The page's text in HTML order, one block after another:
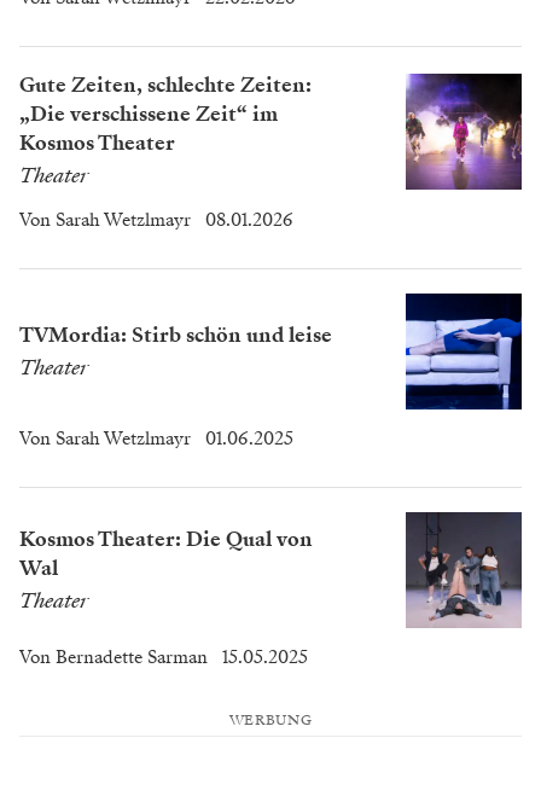
Gute Zeiten, schlechte Zeiten:
„Die verschissene Zeit“ im
Kosmos Theater
Theater
Von Sarah Wetzlmayr 08.01.2026
TVMordia: Stirb schön und leise
Theater
Von Sarah Wetzlmayr 01.06.2025
Kosmos Theater: Die Qual von
Wal
Theater
Von Bernadette Sarman 15.05.2025
WERBUNG